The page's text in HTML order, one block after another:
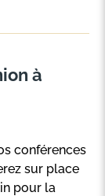
à
conférences
sur place
pour la